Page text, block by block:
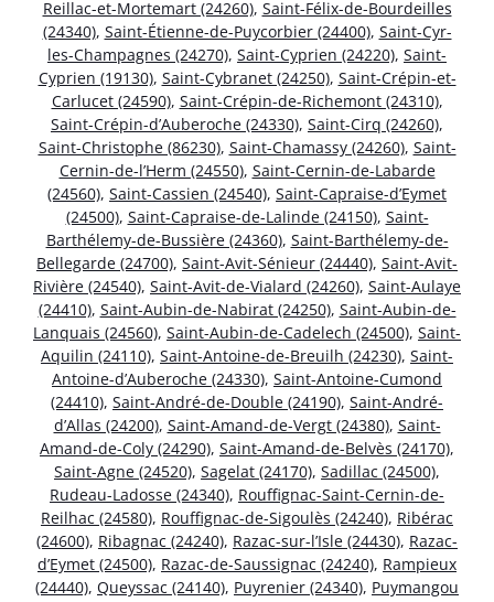
Reillac-et-Mortemart (24260), Saint-Félix-de-Bourdeilles
(24340), Saint-Étienne-de-Puycorbier (24400), Saint-Cyr-
les-Champagnes (24270), Saint-Cyprien (24220), Saint-
Cyprien (19130), Saint-Cybranet (24250), Saint-Crépin-et-
Carlucet (24590), Saint-Crépin-de-Richemont (24310),
Saint-Crépin-d’Auberoche (24330), Saint-Cirq (24260),
Saint-Christophe (86230), Saint-Chamassy (24260), Saint-
Cernin-de-l’Herm (24550), Saint-Cernin-de-Labarde
(24560), Saint-Cassien (24540), Saint-Capraise-d’Eymet
(24500), Saint-Capraise-de-Lalinde (24150), Saint-
Barthélemy-de-Bussière (24360), Saint-Barthélemy-de-
Bellegarde (24700), Saint-Avit-Sénieur (24440), Saint-Avit-
Rivière (24540), Saint-Avit-de-Vialard (24260), Saint-Aulaye
(24410), Saint-Aubin-de-Nabirat (24250), Saint-Aubin-de-
Lanquais (24560), Saint-Aubin-de-Cadelech (24500), Saint-
Aquilin (24110), Saint-Antoine-de-Breuilh (24230), Saint-
Antoine-d’Auberoche (24330), Saint-Antoine-Cumond
(24410), Saint-André-de-Double (24190), Saint-André-
d’Allas (24200), Saint-Amand-de-Vergt (24380), Saint-
Amand-de-Coly (24290), Saint-Amand-de-Belvès (24170),
Saint-Agne (24520), Sagelat (24170), Sadillac (24500),
Rudeau-Ladosse (24340), Rouffignac-Saint-Cernin-de-
Reilhac (24580), Rouffignac-de-Sigoulès (24240), Ribérac
(24600), Ribagnac (24240), Razac-sur-l’Isle (24430), Razac-
d’Eymet (24500), Razac-de-Saussignac (24240), Rampieux
(24440), Queyssac (24140), Puyrenier (24340), Puymangou